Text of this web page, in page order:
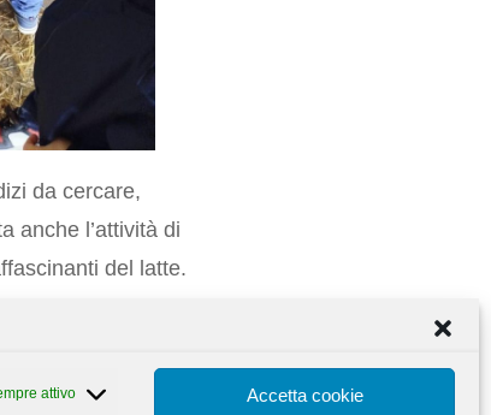
attivo Accetta cookie
da cercare,
anche l’attività di
del latte.
rafforzando